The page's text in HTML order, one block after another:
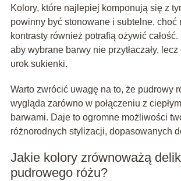
Kolory, które najlepiej komponują się z
powinny być stonowane i subtelne, choć
kontrasty również potrafią ożywić
aby wybrane barwy nie przytłaczały, lecz
urok sukienki.
Warto zwrócić uwagę na to, że pudrowy
wygląda zarówno w połączeniu z
barwami. Daje to ogromne możliwości
różnorodnych stylizacji, dopasowanych
Jakie kolory zrównoważą
pudrowego różu?